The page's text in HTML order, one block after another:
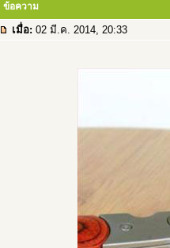
ข้อความ
เมื่อ: 02 มี.ค. 2014, 20:33